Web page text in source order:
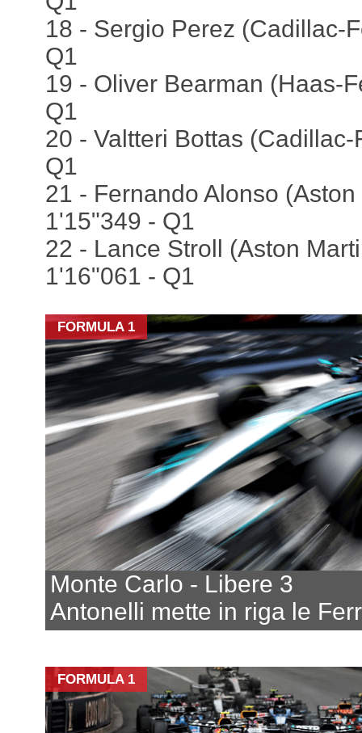
18 - Sergio Perez (Cadillac-
Q1
19 - Oliver Bearman (Haas-
Q1
20 - Valtteri Bottas
Q1
21 - Fernando Alonso
1'15"349 - Q1
22 - Lance Stroll (Aston
1'16"061 - Q1
FORMULA 1
Monte Carlo - Libere 3
Antonelli mette in riga le
FORMULA 1